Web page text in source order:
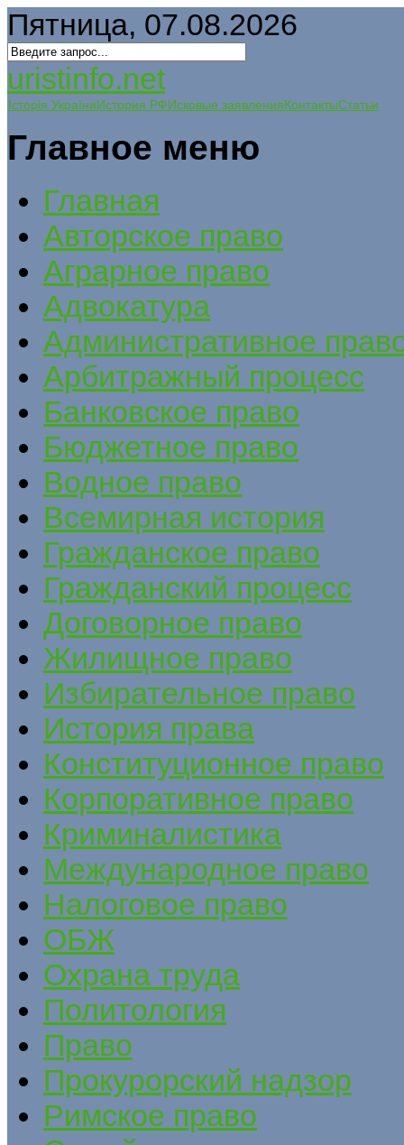
Пятница, 07.08.2026
uristinfo.net
Історія УкраїниИстория РФИсковые заявленияКонтактыСтатьи
Главное меню
Главная
Авторское право
Аграрное право
Адвокатура
Административное
Арбитражный процесс
Банковское право
Бюджетное право
Водное право
Всемирная история
Гражданское право
Гражданский процесс
Договорное право
Жилищное право
Избирательное право
История права
Конституционное право
Корпоративное право
Криминалистика
Международное право
Налоговое право
ОБЖ
Охрана труда
Политология
Право
Прокурорский надзор
Римское право